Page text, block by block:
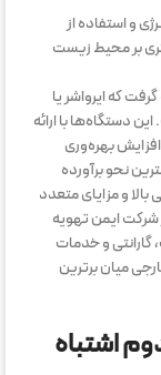
و استفاده از
بر محیط زیست
که ایرواشر یا
دستگاه‌ها با ارائه
بهره‌وری
نحو برآورده
بالا و مزایای متعدد
شرکت ایمن تهویه
گارانتی و خدمات
میان برترین
اشتباه